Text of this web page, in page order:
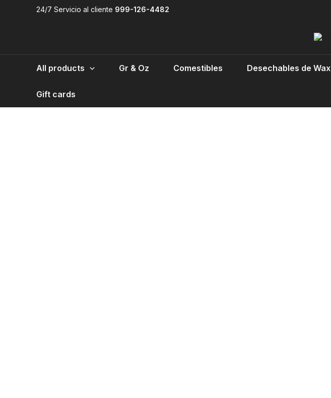
24/7 Servicio al cliente 999-126-4482
All products Gr & Oz Comestibles Desechables de Wax
Gift cards